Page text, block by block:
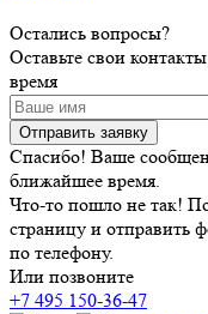
Остались вопросы?
Оставьте свои
время
Отправить заявку
Спасибо! Ваше
ближайшее время.
Что-то пошло не так!
страницу и отправить
по телефону.
Или позвоните
+7 495 150-36-47